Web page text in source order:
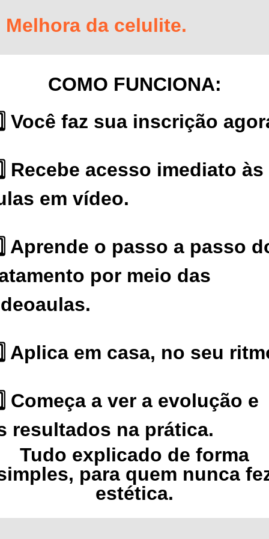
Melhora da celulite.
COMO FUNCIONA:
Você faz sua inscrição
Recebe acesso imediato às
em vídeo.
Aprende o passo a passo
por meio das
Aplica em casa, no seu
Começa a ver a evolução e
resultados na prática.
Tudo explicado de forma
para quem nunca
estética.